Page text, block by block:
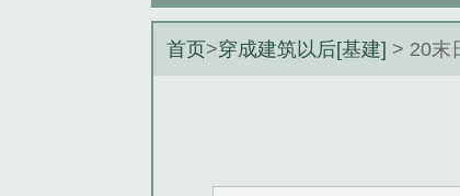
首页>穿成建筑以后[基建] > 20末